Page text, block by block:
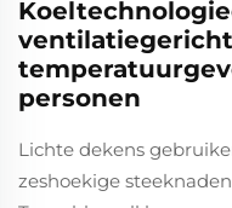
personen
Lichte dekens
zeshoekige